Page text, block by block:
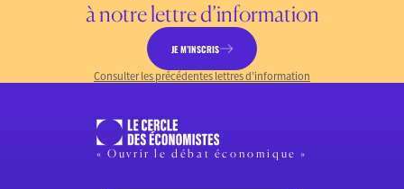
à notre lettre d’information
JE M’INSCRIS
Consulter les précédentes lettres d’information
« Ouvrir le débat économique »